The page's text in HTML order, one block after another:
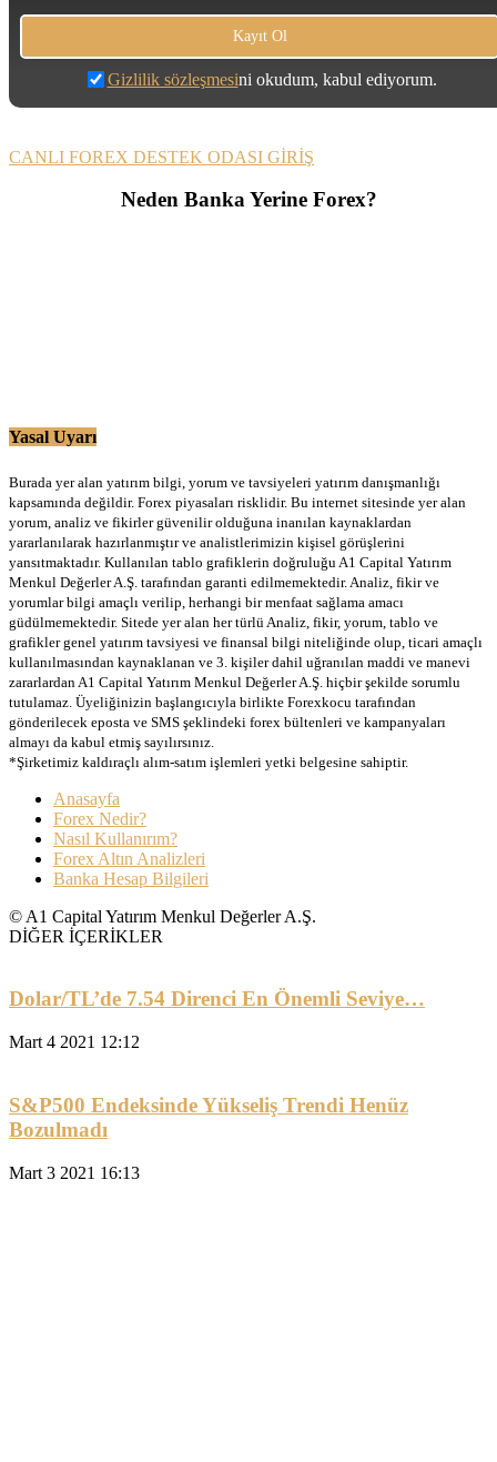
Gizlilik sözleşmesini okudum, kabul ediyorum.
CANLI FOREX DESTEK ODASI GİRİŞ
Neden Banka Yerine Forex?
Yasal Uyarı
Burada yer alan yatırım bilgi, yorum ve tavsiyeleri yatırım danışmanlığı
kapsamında değildir. Forex piyasaları risklidir. Bu internet sitesinde yer alan
yorum, analiz ve fikirler güvenilir olduğuna inanılan kaynaklardan
yararlanılarak hazırlanmıştır ve analistlerimizin kişisel görüşlerini
yansıtmaktadır. Kullanılan tablo grafiklerin doğruluğu A1 Capital Yatırım
Menkul Değerler A.Ş. tarafından garanti edilmemektedir. Analiz, fikir ve
yorumlar bilgi amaçlı verilip, herhangi bir menfaat sağlama amacı
güdülmemektedir. Sitede yer alan her türlü Analiz, fikir, yorum, tablo ve
grafikler genel yatırım tavsiyesi ve finansal bilgi niteliğinde olup, ticari amaçlı
kullanılmasından kaynaklanan ve 3. kişiler dahil uğranılan maddi ve manevi
zararlardan A1 Capital Yatırım Menkul Değerler A.Ş. hiçbir şekilde sorumlu
tutulamaz. Üyeliğinizin başlangıcıyla birlikte Forexkocu tarafından
gönderilecek eposta ve SMS şeklindeki forex bültenleri ve kampanyaları
almayı da kabul etmiş sayılırsınız.
*Şirketimiz kaldıraçlı alım-satım işlemleri yetki belgesine sahiptir.
Anasayfa
Forex Nedir?
Nasıl Kullanırım?
Forex Altın Analizleri
Banka Hesap Bilgileri
© A1 Capital Yatırım Menkul Değerler A.Ş.
DİĞER İÇERİKLER
Dolar/TL’de 7.54 Direnci En Önemli Seviye…
Mart 4 2021 12:12
S&P500 Endeksinde Yükseliş Trendi Henüz
Bozulmadı
Mart 3 2021 16:13